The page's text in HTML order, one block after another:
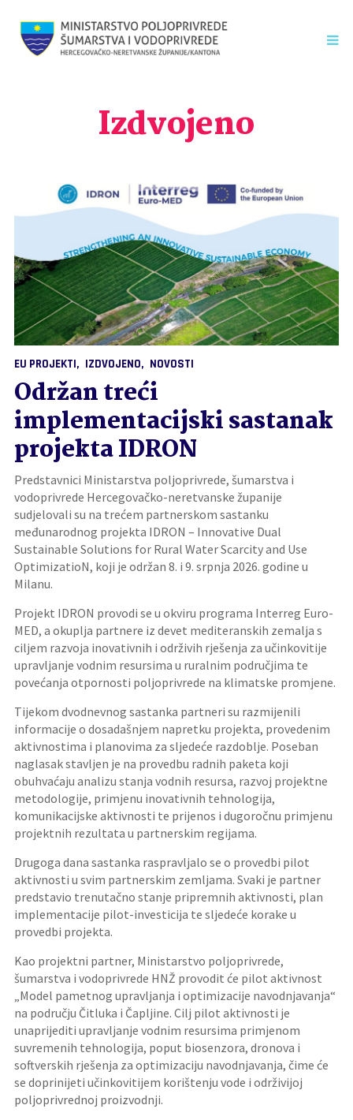
Izdvojeno
EU PROJEKTI IZDVOJENO NOVOSTI
Održan treći
implementacijski sastanak
projekta IDRON
Predstavnici Ministarstva poljoprivrede, šumarstva i
vodoprivrede Hercegovačko-neretvanske županije
sudjelovali su na trećem partnerskom sastanku
međunarodnog projekta IDRON – Innovative Dual
Sustainable Solutions for Rural Water Scarcity and Use
OptimizatioN, koji je održan 8. i 9. srpnja 2026. godine u
Milanu.
Projekt IDRON provodi se u okviru programa Interreg Euro-
MED, a okuplja partnere iz devet mediteranskih zemalja s
ciljem razvoja inovativnih i održivih rješenja za učinkovitije
upravljanje vodnim resursima u ruralnim područjima te
povećanja otpornosti poljoprivrede na klimatske promjene.
Tijekom dvodnevnog sastanka partneri su razmijenili
informacije o dosadašnjem napretku projekta, provedenim
aktivnostima i planovima za sljedeće razdoblje. Poseban
naglasak stavljen je na provedbu radnih paketa koji
obuhvaćaju analizu stanja vodnih resursa, razvoj projektne
metodologije, primjenu inovativnih tehnologija,
komunikacijske aktivnosti te prijenos i dugoročnu primjenu
projektnih rezultata u partnerskim regijama.
Drugoga dana sastanka raspravljalo se o provedbi pilot
aktivnosti u svim partnerskim zemljama. Svaki je partner
predstavio trenutačno stanje pripremnih aktivnosti, plan
implementacije pilot-investicija te sljedeće korake u
provedbi projekta.
Kao projektni partner, Ministarstvo poljoprivrede,
šumarstva i vodoprivrede HNŽ provodit će pilot aktivnost
„Model pametnog upravljanja i optimizacije navodnjavanja“
na području Čitluka i Čapljine. Cilj pilot aktivnosti je
unaprijediti upravljanje vodnim resursima primjenom
suvremenih tehnologija, poput biosenzora, dronova i
softverskih rješenja za optimizaciju navodnjavanja, čime će
se doprinijeti učinkovitijem korištenju vode i održivijoj
poljoprivrednoj proizvodnji.